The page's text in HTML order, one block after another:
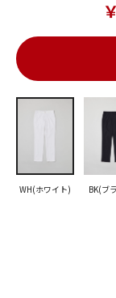
WH(ホワイト) BK(ブ